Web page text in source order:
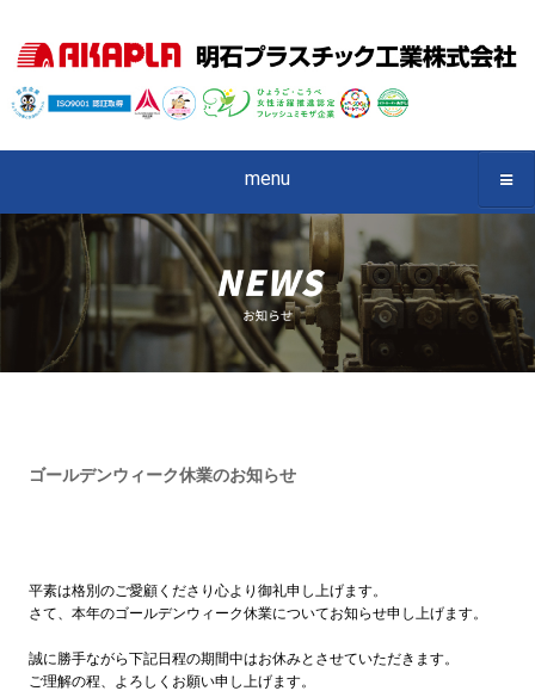
menu
ゴールデンウィーク休業のお知らせ
平素は格別のご愛顧くださり心より御礼申し上げます。
さて、本年のゴールデンウィーク休業についてお知らせ申し上げます。
誠に勝手ながら下記日程の期間中はお休みとさせていただきます。
ご理解の程、よろしくお願い申し上げます。